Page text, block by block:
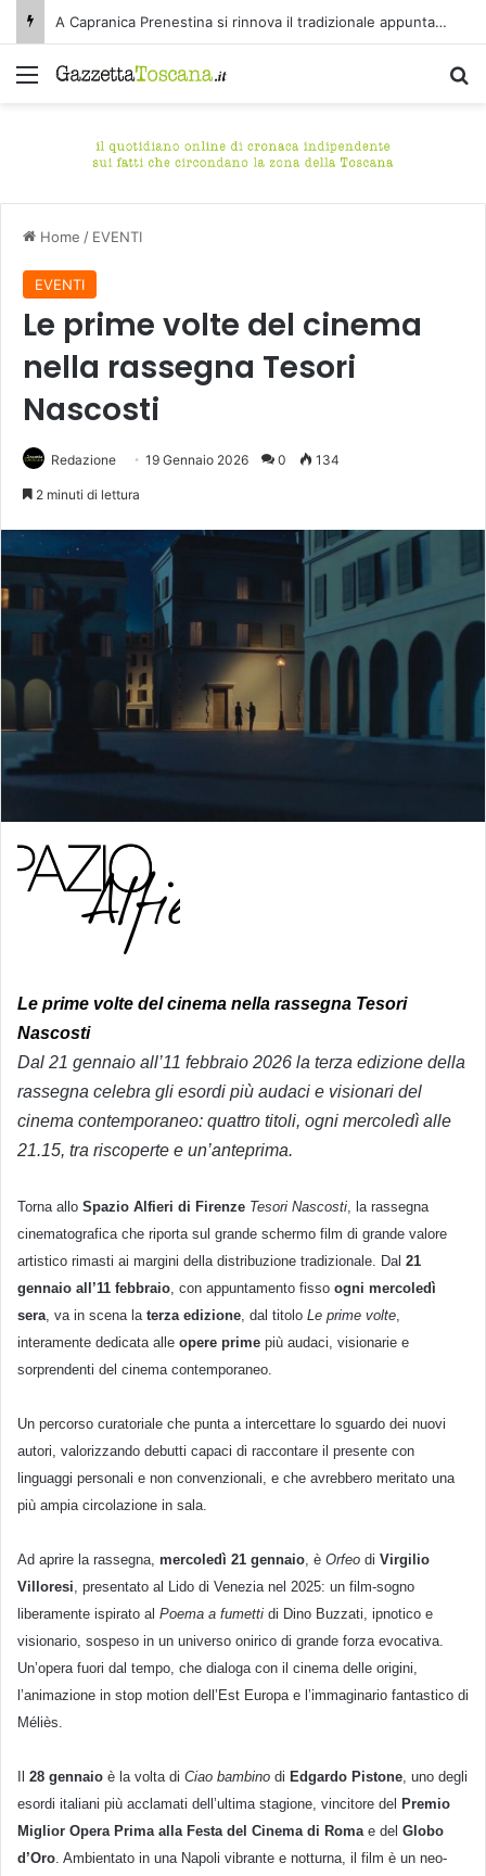
A Capranica Prenestina si rinnova il tradizionale appuntamento con il Concerto di Ferragosto presso il Tempio della Maddalena.
Menu
Home / EVENTI
EVENTI
Le prime volte del cinema
nella rassegna Tesori
Nascosti
Redazione 19 Gennaio 2026 0 134
2 minuti di lettura
Le prime volte del cinema nella rassegna Tesori
Nascosti
Dal 21 gennaio all’11 febbraio 2026 la terza edizione della
rassegna celebra gli esordi più audaci e visionari del
cinema contemporaneo: quattro titoli, ogni mercoledì alle
21.15, tra riscoperte e un’anteprima.
Torna allo Spazio Alfieri di Firenze Tesori Nascosti , la rassegna
cinematografica che riporta sul grande schermo film di grande valore
artistico rimasti ai margini della distribuzione tradizionale. Dal 21
gennaio all’11 febbraio , con appuntamento fisso ogni mercoledì
sera , va in scena la terza edizione , dal titolo Le prime volte
interamente dedicata alle opere prime più audaci, visionarie e
sorprendenti del cinema contemporaneo.
Un percorso curatoriale che punta a intercettare lo sguardo dei nuovi
autori, valorizzando debutti capaci di raccontare il presente con
linguaggi personali e non convenzionali, e che avrebbero meritato una
più ampia circolazione in sala.
Ad aprire la rassegna, mercoledì 21 gennaio , è Orfeo di Virgilio
Villoresi , presentato al Lido di Venezia nel 2025: un film-sogno
liberamente ispirato al Poema a fumetti di Dino Buzzati, ipnotico e
visionario, sospeso in un universo onirico di grande forza evocativa.
Un’opera fuori dal tempo, che dialoga con il cinema delle origini,
l’animazione in stop motion dell’Est Europa e l’immaginario fantastico di
Méliès.
Il 28 gennaio è la volta di Ciao bambino di Edgardo Pistone , uno degli
esordi italiani più acclamati dell’ultima stagione, vincitore del Premio
Miglior Opera Prima alla Festa del Cinema di Roma e del Globo
d’Oro . Ambientato in una Napoli vibrante e notturna, il film è un neo-